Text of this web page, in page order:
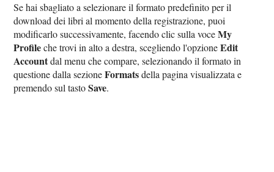
Se hai sbagliato a selezionare il formato predefinito per il
download dei libri al momento della registrazione, puoi
modificarlo successivamente, facendo clic sulla voceMy
Profileche trovi in alto a destra, scegliendo l'opzioneEdit
Accountdal menu che compare, selezionando il formato in
questione dalla sezioneFormatsdella pagina visualizzata e
premendo sul tastoSave.